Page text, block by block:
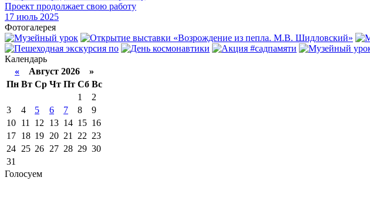
Проект продолжает свою работу
17 июль 2025
Фотогалерея
Календарь
« Август 2026 »
Пн Вт Ср Чт Пт Сб Вс
1
2
3
4 5 6 7 8
9
10 11 12 13 14 15 16
17 18 19 20 21 22 23
24 25 26 27 28 29 30
31
Голосуем